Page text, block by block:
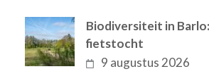
Biodiversiteit in
fietstocht
9 augustus 2026